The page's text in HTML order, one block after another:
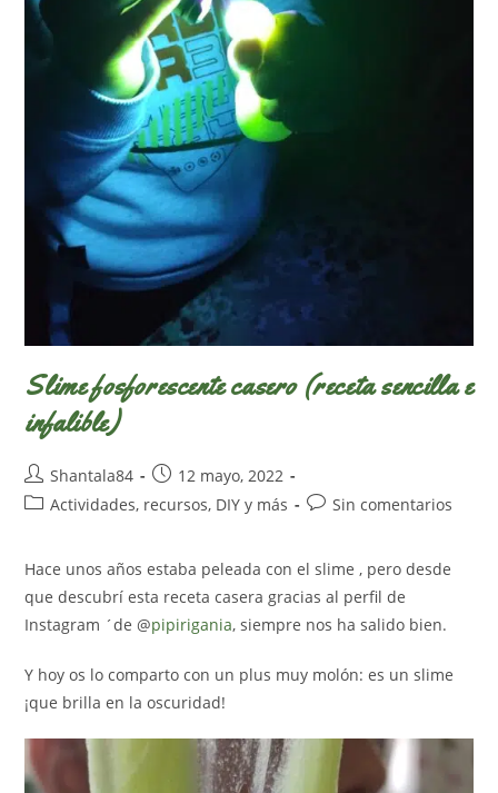
Slime fosforescente casero (receta sencilla e
infalible)
Autor
de
Shantala84
Publicación
de
12 mayo, 2022
Categoría
entrada:
Actividades, recursos, DIY y más
Comentarios
entrada:
Sin comentarios
Hace unos años estaba peleada con el slime , pero desde
que descubrí esta receta casera gracias al perfil de
Instagram ´de @pipirigania, siempre nos ha salido bien.
Y hoy os lo comparto con un plus muy molón: es un slime
¡que brilla en la oscuridad!